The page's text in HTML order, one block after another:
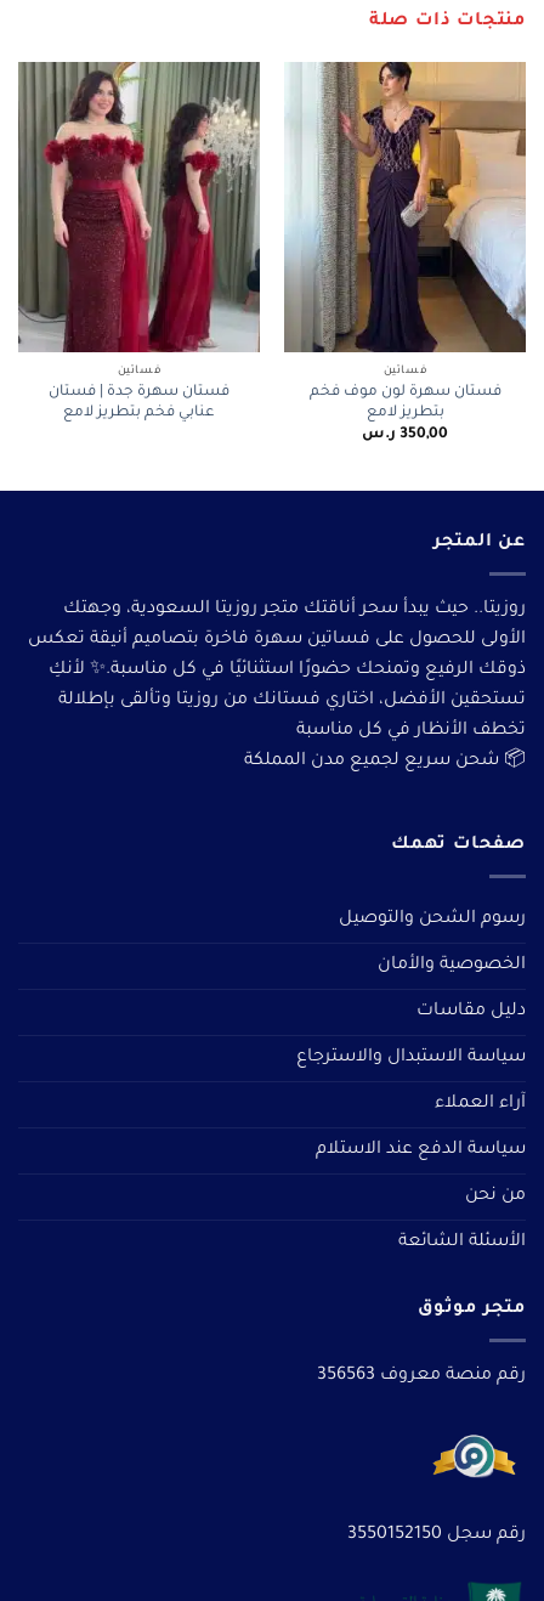
منتجات ذات صلة
فساتين
فستان سهرة لون موف فخم
بتطريز لامع
350,00 ر.س
فساتين
فستان سهرة جدة | فستان
عنابي فخم بتطريز لامع
عن المتجر
روزيتا.. حيث يبدأ سحر أناقتك متجر روزيتا السعودية، وجهتك
الأولى للحصول على فساتين سهرة فاخرة بتصاميم أنيقة تعكس
ذوقك الرفيع وتمنحك حضورًا استثنائيًا في كل مناسبة.✨ لأنكِ
تستحقين الأفضل، اختاري فستانك من روزيتا وتألقى بإطلالة
تخطف الأنظار في كل مناسبة
📦 شحن سريع لجميع مدن المملكة
صفحات تهمك
رسوم الشحن والتوصيل
الخصوصية والأمان
دليل مقاسات
سياسة الاستبدال والاسترجاع
آراء العملاء
سياسة الدفع عند الاستلام
من نحن
الأسئلة الشائعة
متجر موثوق
رقم منصة معروف 356563
رقم سجل 3550152150